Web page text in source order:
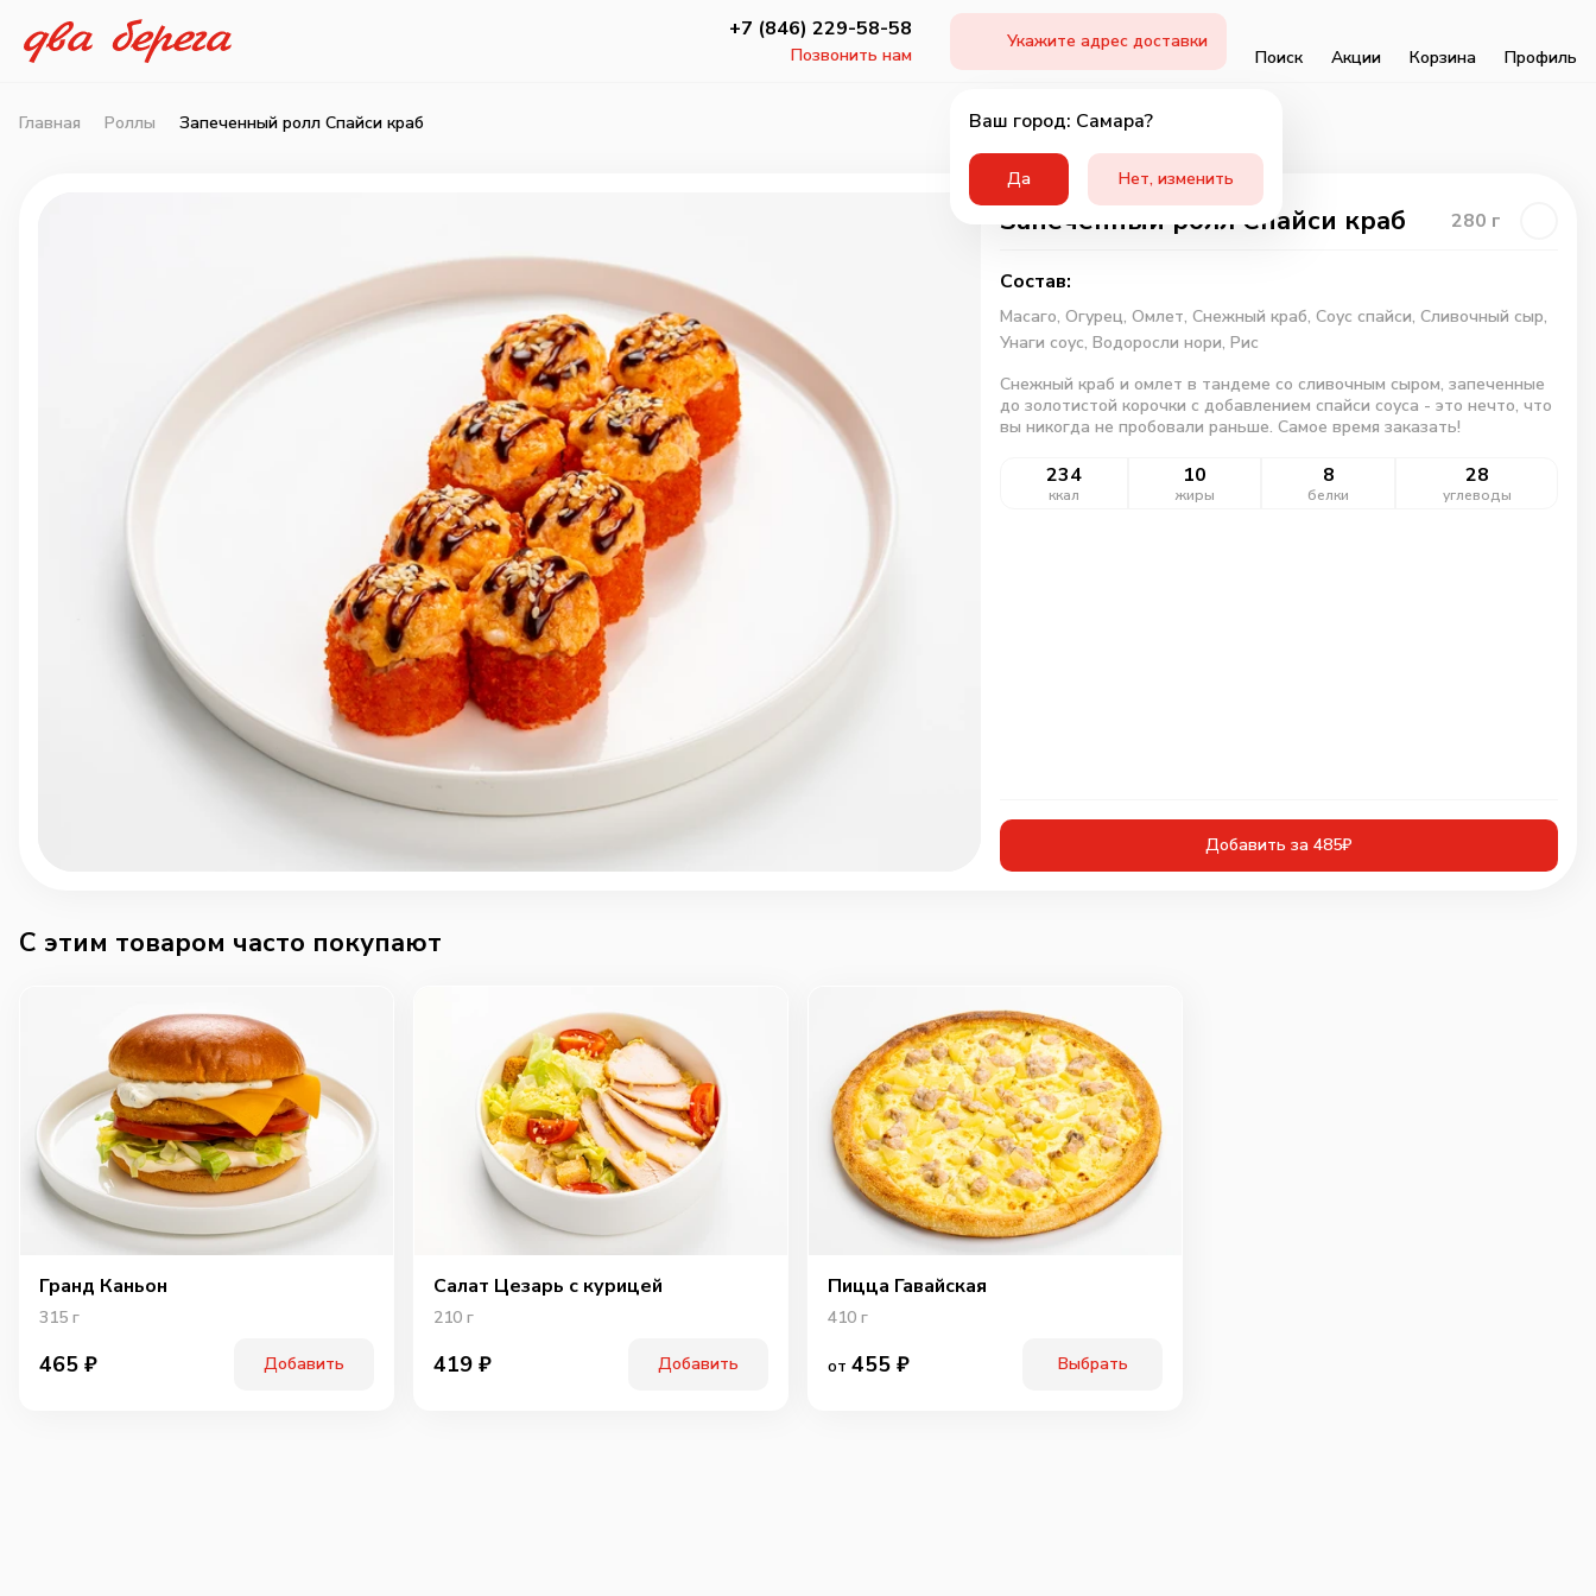
+7 (846) 229-58-58
Позвонить нам
Укажите адрес доставки
Ваш город: Самара?
Да Нет, изменить
Поиск Акции Корзина Профиль
Главная Роллы Запеченный ролл Спайси краб
Запеченный ролл Спайси краб 280 г
Состав:
Масаго, Огурец, Омлет, Снежный краб, Соус спайси, Сливочный сыр,
Унаги соус, Водоросли нори, Рис
Снежный краб и омлет в тандеме со сливочным сыром, запеченные
до золотистой корочки с добавлением спайси соуса - это нечто, что
вы никогда не пробовали раньше. Самое время заказать!
234
ккал
10
жиры
8
белки
28
углеводы
Добавить за 485₽
C этим товаром часто покупают
Гранд Каньон
315 г
465 ₽ Добавить
Салат Цезарь с курицей
210 г
419 ₽ Добавить
Пицца Гавайская
410 г
от 455 ₽ Выбрать